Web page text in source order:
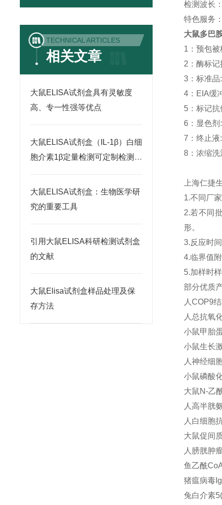
TECHNICAL ARTICLES
相关文章
大鼠ELISA试剂盒具有灵敏度
高、专一性强等优点
大鼠ELISA试剂盒（IL-1β）白细
胞介素1β定量检测可定制检测范
大鼠ELISA试剂盒：生物医学研
究的重要工具
引用大鼠ELISA科研检测试剂盒
的文献
大鼠Elisa试剂盒样品处理及保
存方法
检测波长
特色服务
大鼠多巴
1：预包
2：酶标
3：标准
4：EIA缓
5：标记
6：显色剂
7：终止液
8：浓缩
上海仁捷
1.不同厂
2.若不同
形。
3.反应时
4.临界值
5.加样时
部分优质
人COP9
人总抗氧
小鼠甲胎
小鼠生长
人神经细
小鼠磷酸
大鼠N-乙
人高半胱
人白细胞
大鼠促间
人膀胱肿
鱼乙酰
猪瘟病毒
兔白介素